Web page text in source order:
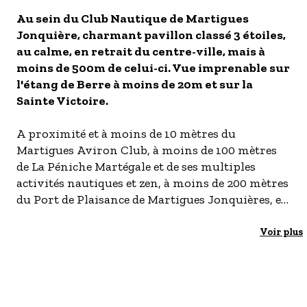
- Les établissements Accueil vélo
LES OFFRES MYPROVENCE
S'inscrire à nos newsletters
Au sein du Club Nautique de Martigues
Jonquière, charmant pavillon classé 3 étoiles,
au calme, en retrait du centre-ville, mais à
moins de 500m de celui-ci. Vue imprenable sur
l'étang de Berre à moins de 20m et sur la
Sainte Victoire.
A proximité et à moins de 10 mètres du
Martigues Aviron Club, à moins de 100 mètres
de La Péniche Martégale et de ses multiples
activités nautiques et zen, à moins de 200 mètres
du Port de Plaisance de Martigues Jonquières, et
Voir plus